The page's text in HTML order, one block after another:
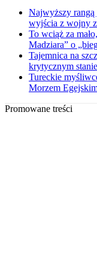
Najwyższy rangą
wyjścia z wojny
To wciąż za
Madziara” o
Tajemnica na
krytycznym
Tureckie
Morzem
Promowane treści